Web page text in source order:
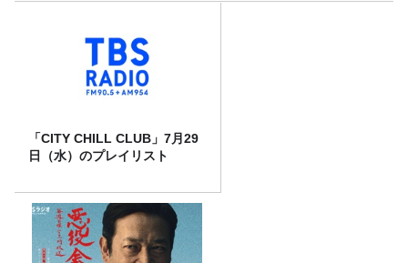
「CITY CHILL CLUB」7月29
日（水）のプレイリスト